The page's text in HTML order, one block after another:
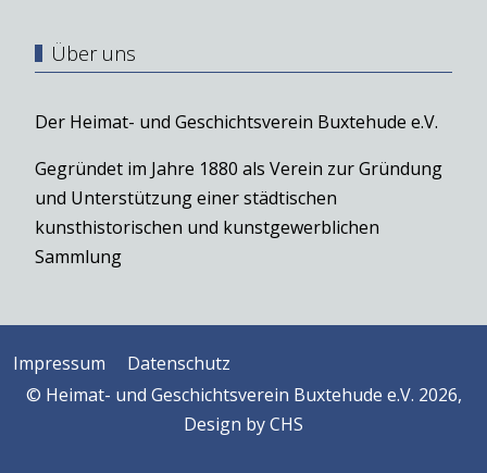
Über uns
Der Heimat- und Geschichtsverein Buxtehude e.V.
Gegründet im Jahre 1880 als Verein zur Gründung
und Unterstützung einer städtischen
kunsthistorischen und kunstgewerblichen
Sammlung
Impressum
Datenschutz
© Heimat- und Geschichtsverein Buxtehude e.V. 2026,
Design byCHS